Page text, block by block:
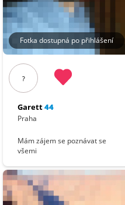
Fotka dostupná po přihlášení
?
Garett44
Praha
Mám zájem se poznávat se
všemi